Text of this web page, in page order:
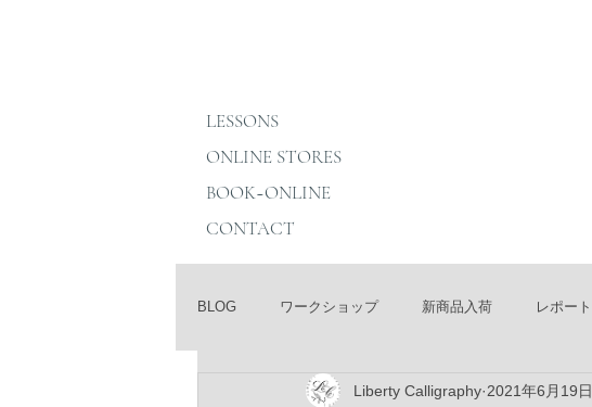
LESSONS
ONLINE STORES
BOOK~ONLINE
CONTACT
BLOG ワークショップ 新商品入荷 レポート
Liberty Calligraphy 2021年6月19日